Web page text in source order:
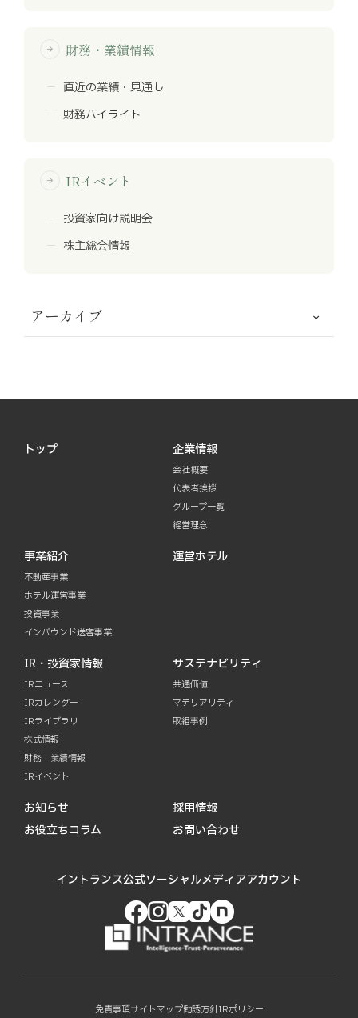
arrow_forward 財務・業績情報
直近の業績・見通し
財務ハイライト
arrow_forward IRイベント
投資家向け説明会
株主総会情報
アーカイブ
トップ 企業情報
会社概要
代表者挨拶
グループ一覧
経営理念
事業紹介
不動産事業
ホテル運営事業
投資事業
インバウンド送客事業
運営ホテル
IR・投資家情報
IRニュース
IRカレンダー
IRライブラリ
株式情報
財務・業績情報
IRイベント
サステナビリティ
共通価値
マテリアリティ
取組事例
お知らせ
お役立ちコラム
採用情報
お問い合わせ
イントランス公式ソーシャルメディアアカウント
免責事項サイトマップ勧誘方針IRポリシー